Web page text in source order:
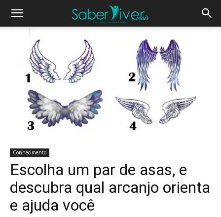
Conhecimento
Escolha um par de asas, e
descubra qual arcanjo orienta
e ajuda você